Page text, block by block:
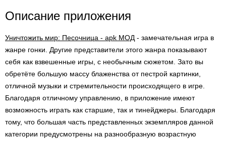
Описание приложения
Уничтожить мир: Песочница - apk МОД - замечательная игра в
жанре гонки. Другие представители этого жанра показывают
себя как взвешенные игры, с необычным сюжетом. Зато вы
обретёте большую массу блаженства от пестрой картинки,
отличной музыки и стремительности происходящего в игре.
Благодаря отличному управлению, в приложение имеют
возможность играть как старшие, так и тинейджеры. Благодаря
тому, что большая часть представленных экземпляров данной
категории предусмотрены на разнообразную возрастную